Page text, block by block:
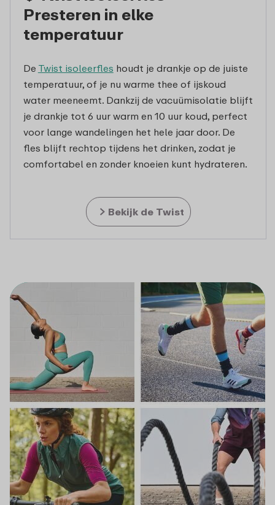
Presteren in elke
temperatuur
De Twist isoleerfles houdt je drankje op de juiste
temperatuur, of je nu warme thee of ijskoud
water meeneemt. Dankzij de vacuümisolatie blijft
je drankje tot 6 uur warm en 10 uur koud, perfect
voor lange wandelingen het hele jaar door. De
fles blijft rechtop tijdens het drinken, zodat je
comfortabel en zonder knoeien kunt hydrateren.
Bekijk de Twist